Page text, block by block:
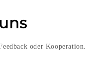
oder Kooperation.